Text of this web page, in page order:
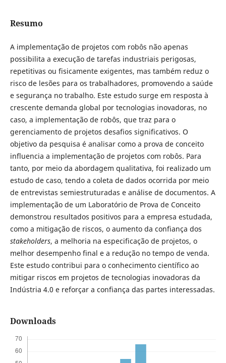
Resumo
A implementação de projetos com robôs não apenas
possibilita a execução de tarefas industriais perigosas,
repetitivas ou fisicamente exigentes, mas também reduz o
risco de lesões para os trabalhadores, promovendo a saúde
e segurança no trabalho. Este estudo surge em resposta à
crescente demanda global por tecnologias inovadoras, no
caso, a implementação de robôs, que traz para o
gerenciamento de projetos desafios significativos. O
objetivo da pesquisa é analisar como a prova de conceito
influencia a implementação de projetos com robôs. Para
tanto, por meio da abordagem qualitativa, foi realizado um
estudo de caso, tendo a coleta de dados ocorrida por meio
de entrevistas semiestruturadas e análise de documentos. A
implementação de um Laboratório de Prova de Conceito
demonstrou resultados positivos para a empresa estudada,
como a mitigação de riscos, o aumento da confiança dos
stakeholders, a melhoria na especificação de projetos, o
melhor desempenho final e a redução no tempo de venda.
Este estudo contribui para o conhecimento científico ao
mitigar riscos em projetos de tecnologias inovadoras da
Indústria 4.0 e reforçar a confiança das partes interessadas.
Downloads